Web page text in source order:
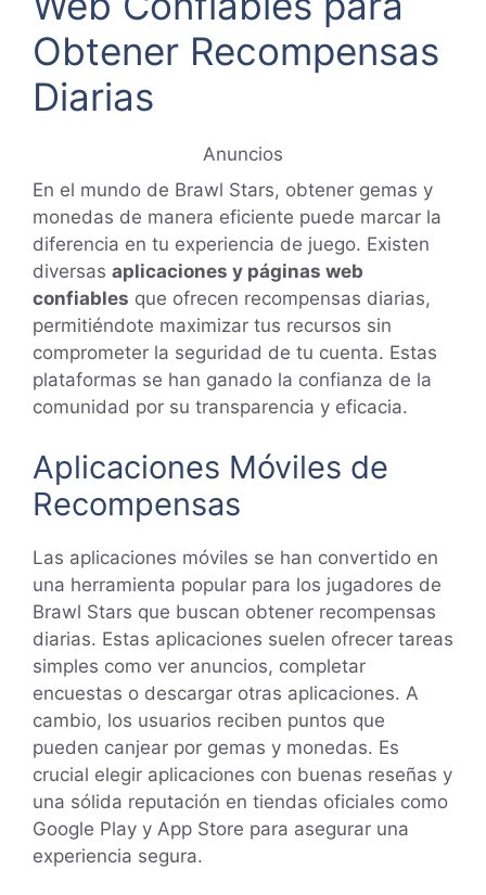
Obtener Recompensas
Diarias
Anuncios
En el mundo de Brawl Stars, obtener gemas y
monedas de manera eficiente puede marcar la
diferencia en tu experiencia de juego. Existen
diversas aplicaciones y páginas web
confiables que ofrecen recompensas diarias,
permitiéndote maximizar tus recursos sin
comprometer la seguridad de tu cuenta. Estas
plataformas se han ganado la confianza de la
comunidad por su transparencia y eficacia.
Aplicaciones Móviles de
Recompensas
Las aplicaciones móviles se han convertido en
una herramienta popular para los jugadores de
Brawl Stars que buscan obtener recompensas
diarias. Estas aplicaciones suelen ofrecer tareas
simples como ver anuncios, completar
encuestas o descargar otras aplicaciones. A
cambio, los usuarios reciben puntos que
pueden canjear por gemas y monedas. Es
crucial elegir aplicaciones con buenas reseñas y
una sólida reputación en tiendas oficiales como
Google Play y App Store para asegurar una
experiencia segura.